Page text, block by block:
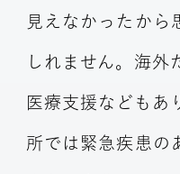
見えなかったから
しれません。海外
医療支援などもあ
所では緊急疾患の